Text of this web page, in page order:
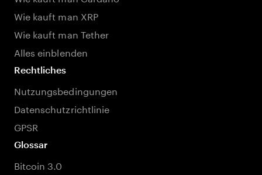
Wie kauft man XRP
Wie kauft man Tether
Alles einblenden
Rechtliches
Nutzungsbedingungen
Datenschutzrichtlinie
GPSR
Glossar
Bitcoin 3.0